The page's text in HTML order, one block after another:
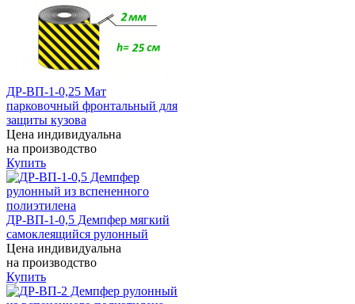
ДР-ВП-1-0,25 Мат
парковочный фронтальный для
защиты кузова
Цена индивидуальна
на производство
Купить
ДР-ВП-1-0,5 Демпфер мягкий
самоклеящийся рулонный
Цена индивидуальна
на производство
Купить